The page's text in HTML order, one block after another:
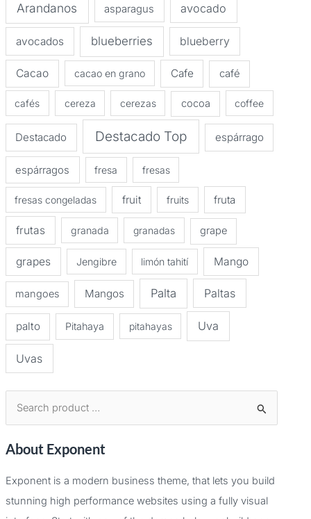
Arandanos asparagus avocado
avocados blueberries blueberry
Cacao cacao en grano Cafe café
cafés cereza cerezas cocoa coffee
Destacado Destacado Top espárrago
espárragos fresa fresas
fresas congeladas fruit fruits fruta
frutas granada granadas grape
grapes Jengibre limón tahití Mango
mangoes Mangos Palta Paltas
palto Pitahaya pitahayas Uva
Uvas
s
About Exponent
Exponent is a modern business theme, that lets you build
stunning high performance websites using a fully visual